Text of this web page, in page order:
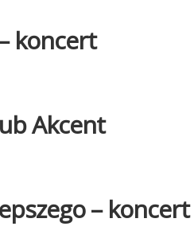
koncert
Akcent
– koncert